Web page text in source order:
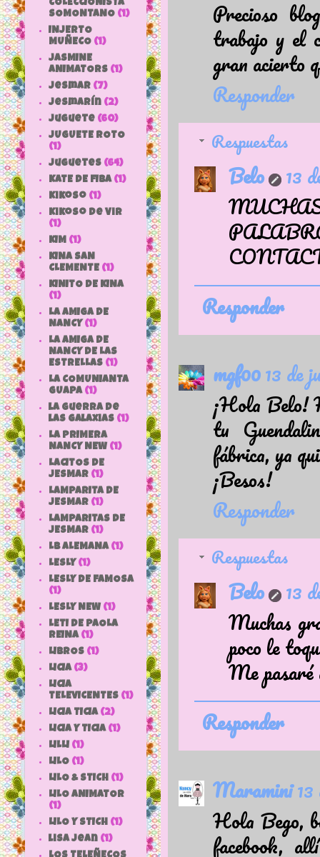
Precioso
trabajo y el
gran acierto
Responder
Respuestas
Belo
13
Responder
mgf0013 de
¡Hola Belo!
tu
fábrica, ya
¡Besos!
Responder
Respuestas
Belo
13
Muchas
poco le
Me pasaré
Responder
Maramini
Hola Bego,
facebook,
COLECCIONISTA
SOMONTANO (1)
INJERTO
MUÑECO (1)
JASMINE
ANIMATORS (1)
jesmar (7)
jesmarín (2)
juguete (60)
JUGUETE ROTO
(1)
Juguetes (64)
KATE DE FIBA (1)
Kikoso (1)
Kikoso de Vir
(1)
KIM (1)
KINA SAN
CLEMENTE (1)
KINITO DE KINA
(1)
LA AMIGA DE
NANCY (1)
LA AMIGA DE
NANCY DE LAS
ESTRELLAS (1)
LA COMUNIANTA
GUAPA (1)
la guerra de
las galaxias (1)
LA PRIMERA
NANCY NEW (1)
LACITOS DE
JESMAR (1)
LAMPARITA DE
JESMAR (1)
LAMPARITAS DE
JESMAR (1)
LB ALEMANA (1)
LESLY (1)
LESLY DE FAMOSA
(1)
LESLY NEW (1)
LETI DE PAOLA
REINA (1)
LIBROS (1)
LICIA (3)
LICIA
TELEVICENTES (1)
LICIA TICIA (2)
LICIA Y TICIA (1)
LILLI (1)
LILO (1)
LILO & STICH (1)
LILO ANIMATOR
(1)
LILO Y STICH (1)
lisa jean (1)